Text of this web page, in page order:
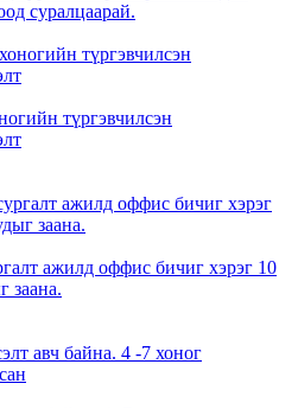
суралцаарай.
түргэвчилсэн
ажилд оффис бичиг хэрэг 10
заана.